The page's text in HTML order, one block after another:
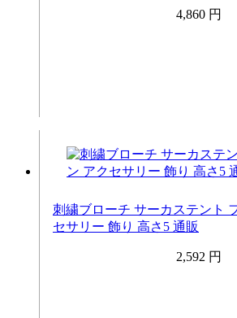
4,860 円
刺繍ブローチ サーカステント
セサリー 飾り 高さ5 通販
2,592 円